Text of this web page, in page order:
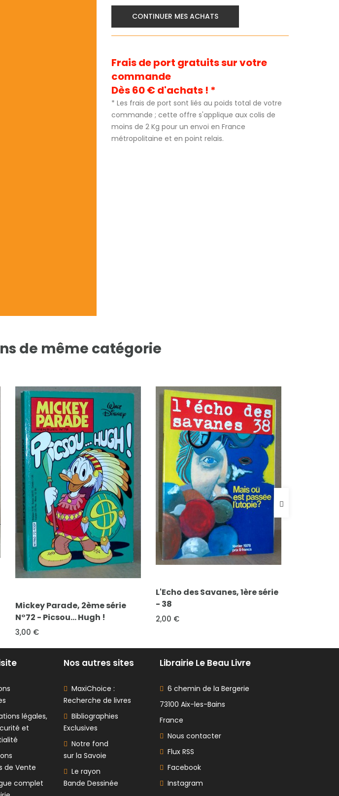
CONTINUER MES ACHATS
Frais de port gratuits sur votre
commande
Dès 60 € d'achats ! *
* Les frais de port sont liés au poids total de votre
commande ; cette offre s'applique aux colis de
moins de 2 Kg pour un envoi en France
métropolitaine et en point relais.
de même catégorie
FICHE COMPLÈTE
- 38
2,00 €
Charlie Mensuel - 136
2,00 €
légales,
et
de Vente
complet
Nos autres sites
MaxiChoice :
Recherche de livres
Bibliographies
Exclusives
Notre fond
sur la Savoie
Le rayon
Bande Dessinée
Librairie Le Beau Livre
6 chemin de la Bergerie
73100 Aix-les-Bains
France
Nous contacter
Flux RSS
Facebook
Instagram